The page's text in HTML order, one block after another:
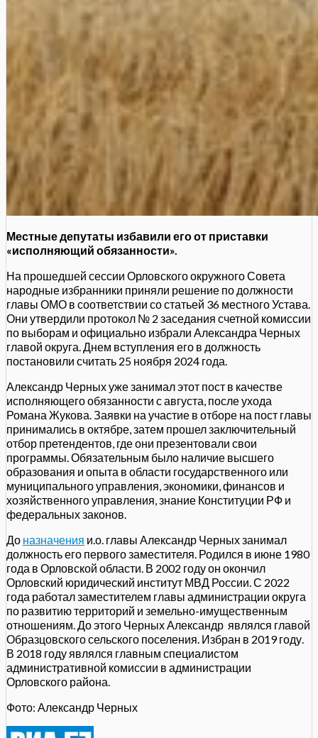
Местные депутаты избавили его от приставки
«исполняющий обязанности».
На прошедшей сессии Орловского окружного Совета
народные избранники приняли решение по должности
главы ОМО в соответствии со статьей 36 местного Устава.
Они утвердили протокол № 2 заседания счетной комиссии
по выборам и официально избрали Александра Черных
главой округа. Днем вступления его в должность
постановили считать 25 ноября 2024 года.
Александр Черных уже занимал этот пост в качестве
исполняющего обязанности с августа, после ухода
Романа Жукова. Заявки на участие в отборе на пост главы
принимались в октябре, затем прошел заключительный
отбор претендентов, где они презентовали свои
программы. Обязательным было наличие высшего
образования и опыта в области государственного или
муниципального управления, экономики, финансов и
хозяйственного управления, знание Конституции РФ и
федеральных законов.
До назначения и.о. главы Александр Черных занимал
должность его первого заместителя. Родился в июне 1980
года в Орловской области. В 2002 году он окончил
Орловский юридический институт МВД России. С 2022
года работал заместителем главы администрации округа
по развитию территорий и земельно-имущественным
отношениям. До этого Черных Александр являлся главой
Образцовского сельского поселения. Избран в 2019 году.
В 2018 году являлся главным специалистом
административной комиссии в администрации
Орловского района.
Фото: Александр Черных